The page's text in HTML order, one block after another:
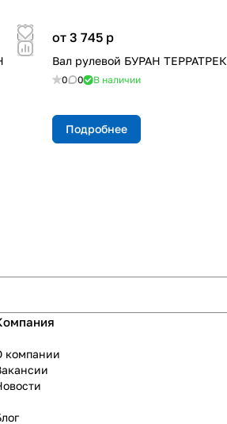
от 3 745 p
Вал рулевой БУРАН ТЕРРАТРЕК
0 0 В наличии
Подробнее
компании